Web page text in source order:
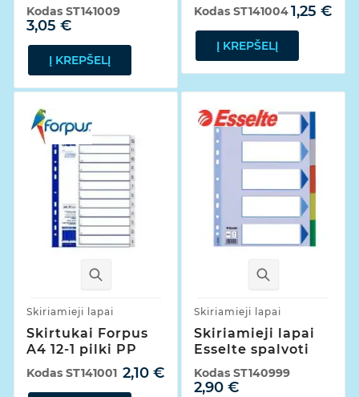
3,05 €
Kodas ST141009
Į KREPŠELĮ
1,25 €
Kodas ST141004
Į KREPŠELĮ
Skiriamieji lapai
Skirtukai Forpus
A4 12-1 pilki PP
2,10 €
Kodas ST141001
Skiriamieji lapai
Skiriamieji lapai
Esselte spalvoti
2,90 €
Kodas ST140999